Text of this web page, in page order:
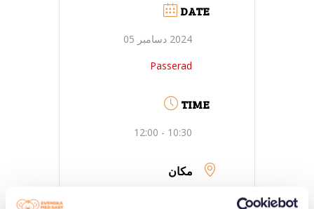
DATE
2024 دسامبر 05
Passerad
TIME
10:30 - 12:00
مکان